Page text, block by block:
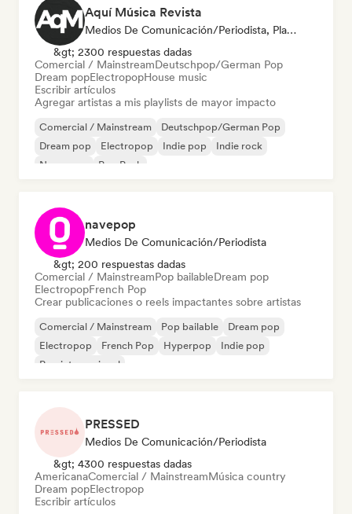
Aquí Música Revista
Medios De Comunicación/Periodista, Playlist Curator
&gt; 2300 respuestas dadas
Comercial / MainstreamDeutschpop/German Pop
Dream popElectropopHouse music
Escribir artículos
Agregar artistas a mis playlists de mayor impacto
Comercial / Mainstream
Deutschpop/German Pop
Dream pop
Electropop Indie pop
Indie rock
New wave
Pop Punk
navepop
Medios De Comunicación/Periodista
&gt; 200 respuestas dadas
Comercial / MainstreamPop bailableDream pop
ElectropopFrench Pop
Crear publicaciones o reels impactantes sobre artistas
Comercial / Mainstream Pop bailable
Dream pop
Electropop
French Pop Hyperpop
Indie pop
Pop internacional
PRESSED
Medios De Comunicación/Periodista
&gt; 4300 respuestas dadas
AmericanaComercial / MainstreamMúsica country
Dream popElectropop
Escribir artículos